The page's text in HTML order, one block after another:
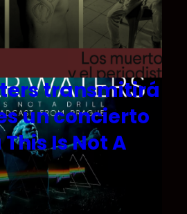
transmitirá
un concierto
Is Not A